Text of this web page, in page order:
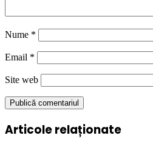
Nume *
Email *
Site web
Articole relaționate